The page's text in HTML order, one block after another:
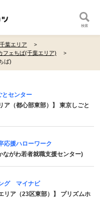
検索
千葉エリア
ェちば(千葉エリア)
ば)
センター
ア（都心部東部）】 東京しごと
援ハローワーク
ながわ若者就職支援センター)
グ マイナビ
リア（23区東部）】 プリズムホ